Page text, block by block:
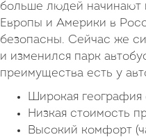
больше людей начинают
Европы и Америки в
безопасны. Сейчас же
и изменился парк
преимущества есть у
Широкая география
Низкая стоимость
Высокий комфорт